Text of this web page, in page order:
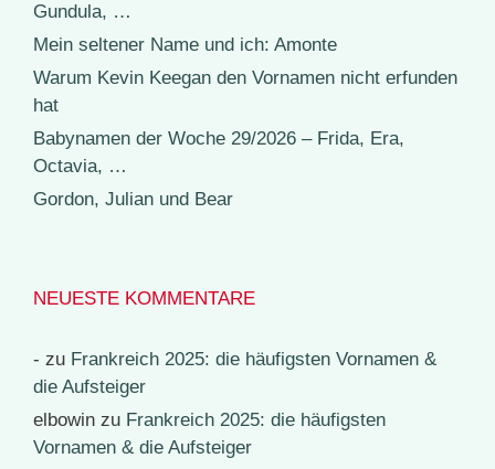
Gundula, …
Mein seltener Name und ich: Amonte
Warum Kevin Keegan den Vornamen nicht erfunden
hat
Babynamen der Woche 29/2026 – Frida, Era,
Octavia, …
Gordon, Julian und Bear
NEUESTE KOMMENTARE
- zu Frankreich 2025: die häufigsten Vornamen &
die Aufsteiger
elbowin zu Frankreich 2025: die häufigsten
Vornamen & die Aufsteiger